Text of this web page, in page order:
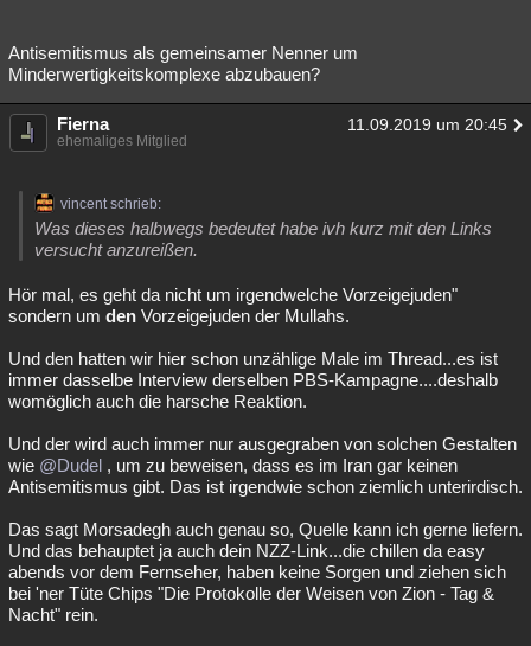
Antisemitismus als gemeinsamer Nenner um
Minderwertigkeitskomplexe abzubauen?
Fierna 11.09.2019 um 20:45
ehemaliges Mitglied
vincent schrieb:
Was dieses halbwegs bedeutet habe ivh kurz mit den Links
versucht anzureißen.
Hör mal, es geht da nicht um irgendwelche Vorzeigejuden"
sondern um den Vorzeigejuden der Mullahs.
Und den hatten wir hier schon unzählige Male im Thread...es ist
immer dasselbe Interview derselben PBS-Kampagne....deshalb
womöglich auch die harsche Reaktion.
Und der wird auch immer nur ausgegraben von solchen Gestalten
wie @Dudel , um zu beweisen, dass es im Iran gar keinen
Antisemitismus gibt. Das ist irgendwie schon ziemlich unterirdisch.
Das sagt Morsadegh auch genau so, Quelle kann ich gerne liefern.
Und das behauptet ja auch dein NZZ-Link...die chillen da easy
abends vor dem Fernseher, haben keine Sorgen und ziehen sich
bei 'ner Tüte Chips "Die Protokolle der Weisen von Zion - Tag &
Nacht" rein.